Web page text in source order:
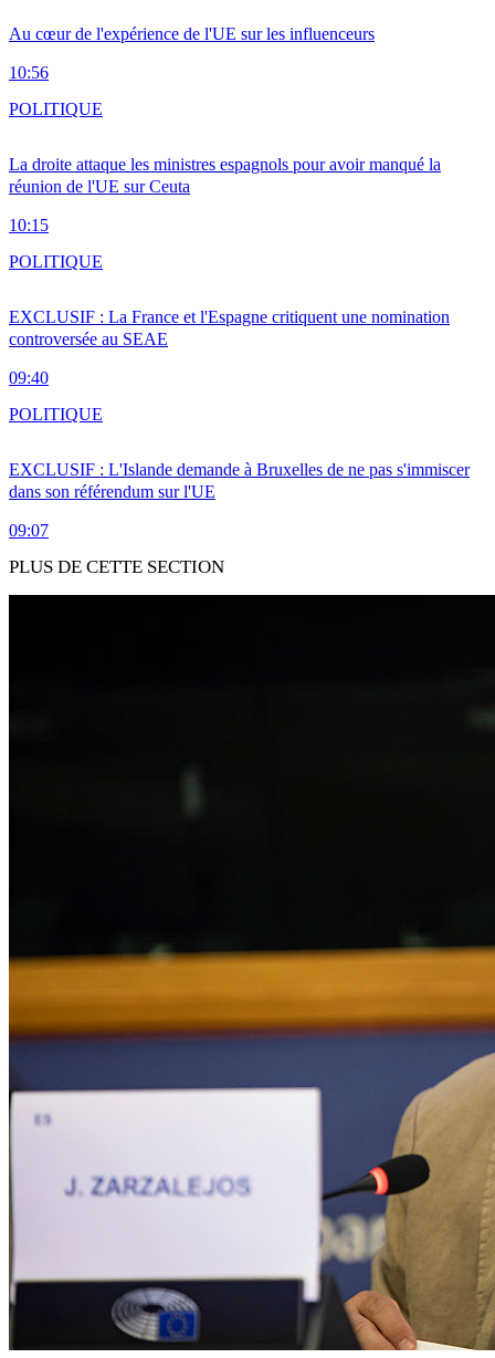
Au cœur de l'expérience de l'UE sur les influenceurs
10:56
La droite attaque les ministres espagnols pour avoir manqué la
réunion de l'UE sur Ceuta
10:15
POLITIQUE
EXCLUSIF : La France et l'Espagne critiquent une nomination
controversée au SEAE
09:40
POLITIQUE
EXCLUSIF : L'Islande demande à Bruxelles de ne pas s'immiscer
dans son référendum sur l'UE
09:07
POLITIQUE
PLUS DE CETTE SECTION